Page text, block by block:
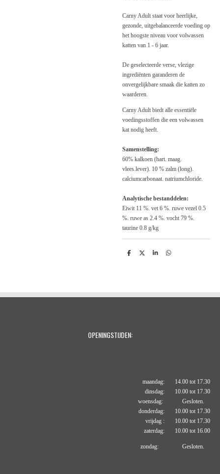
Carny Adult staat voor heerlijke,
gezonde, uitgebalanceerde voeding op
het hoogste niveau voor volwassen
katten van 1 - 6 jaar.
De geselecteerde verse, vlezige
ingrediënten garanderen de
onvergelijkbare smaak die katten zo
waarderen.
Carny Adult biedt alle essentiële
voedingsstoffen die een volwassen
kat nodig heeft.
Samenstelling:
60% kalkoen (hart. maag.
vlees.lever). 10 % zalm (long).
calciumcarbonaat. natriumchloride.
Analytische bestanddelen:
Eiwit 11 %. vet 6 %. ruwe vezel 0.5
%. ruwe as 2.4 %. vocht 79 %.
taurine 0.8 g/kg
D
D
S
D
OPENINGSTIJDEN:
maandag: 14.00 tot 17.30
dinsdag: 10.00 tot 17.30
woensdag: Gesloten.
donderdag: 10.00 tot 17.30
vrijdag : 10.00 tot 17.30
zaterdag: 10.00 tot 16.00
zondag: Gesloten.